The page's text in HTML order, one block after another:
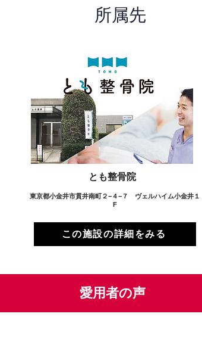
所属先
とも整骨院
東京都小金井市貫井南町２−４−７ ヴェルハイム小金井１
F
この施設の詳細をみる
愛用者の声